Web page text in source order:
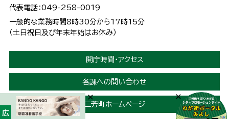
代表電話：049-258-0019
一般的な業務時間8時30分から17時15分
（土日祝日及び年末年始はお休み）
開庁時間・アクセス
各課への問い合わせ
三芳町ホームページ